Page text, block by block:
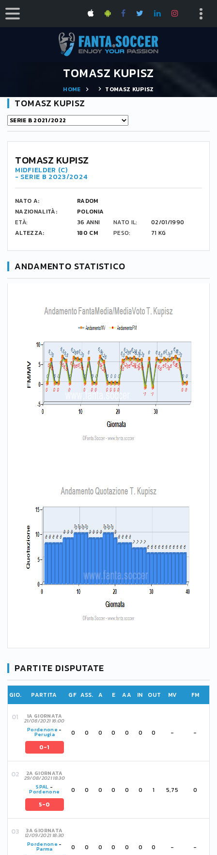
TOMASZ KUPISZ
HOME TOMASZ KUPISZ
TOMASZ KUPISZ
TOMASZ KUPISZ
MIDFIELDER (C)
- SERIE B 2023/2024
NATO A:
RADOM
NAZIONALITÀ:
POLONIA
ETÀ:
36 ANNI NATO IL:
02/01/1990
ALTEZZA:
180 CM PESO: 71 KG
ANDAMENTO STATISTICO
PARTITE DISPUTATE
GIO. PARTITA GF ASS. A E AA IN OUT MV FM
1A GIORNATA
21/08/2021 16:00
Pordenone -
Perugia
0-1
0 0 0 0 0 0 0 - -
2A GIORNATA
29/08/2021 18:30
SPAL -
Pordenone
5-0
0 0 0 0 0 0 1 5,75 0
3A GIORNATA
12/09/2021 18:30
Pordenone -
Parma 0 0 0 0 0 0 0 - -